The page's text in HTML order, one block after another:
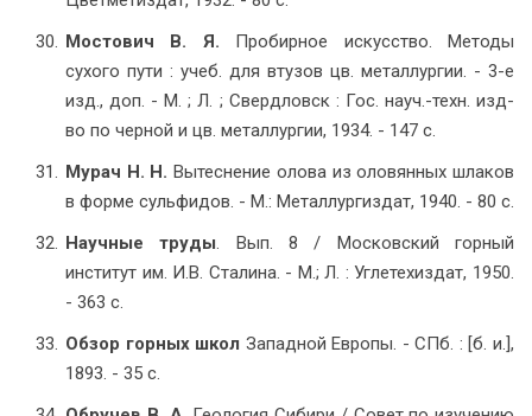
Мостович В. Я. Пробирное искусство. Методы
сухого пути : учеб. для втузов цв. металлургии. - 3-е
изд., доп. - М. ; Л. ; Свердловск : Гос. науч.-техн. изд-
во по черной и цв. металлургии, 1934. - 147 с.
Мурач Н. Н.Вытеснение олова из оловянных шлаков
в форме сульфидов. - М.: Металлургиздат, 1940. - 80 с.
Научные труды. Вып. 8 / Московский горный
институт им. И.В. Сталина. - М.; Л. : Углетехиздат, 1950.
- 363 с.
Обзор горных школ Западной Европы. - СПб. : [б. и.],
1893. - 35 с.